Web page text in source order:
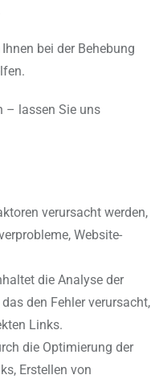
bei der Behebung
– lassen Sie uns
verursacht werden,
Website-
die Analyse der
den Fehler verursacht,
Links.
die Optimierung der
Erstellen von